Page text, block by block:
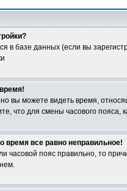
в базе данных (если вы
вы можете видеть время,
что для смены часового
время все равно неправильное!
часовой пояс правильно, то